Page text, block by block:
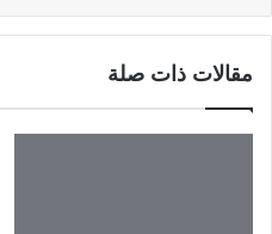
مقالات ذات صلة